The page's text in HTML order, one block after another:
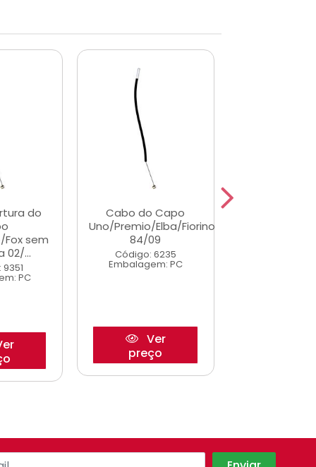
do
sem
02/...
PC
Cabo do Capo
Uno/Premio/Elba/Fiorino
84/09
Código: 6235
Embalagem: PC
Ver
preço